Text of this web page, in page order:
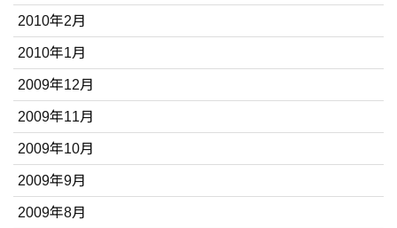
2010年2月
2010年1月
2009年12月
2009年11月
2009年10月
2009年9月
2009年8月